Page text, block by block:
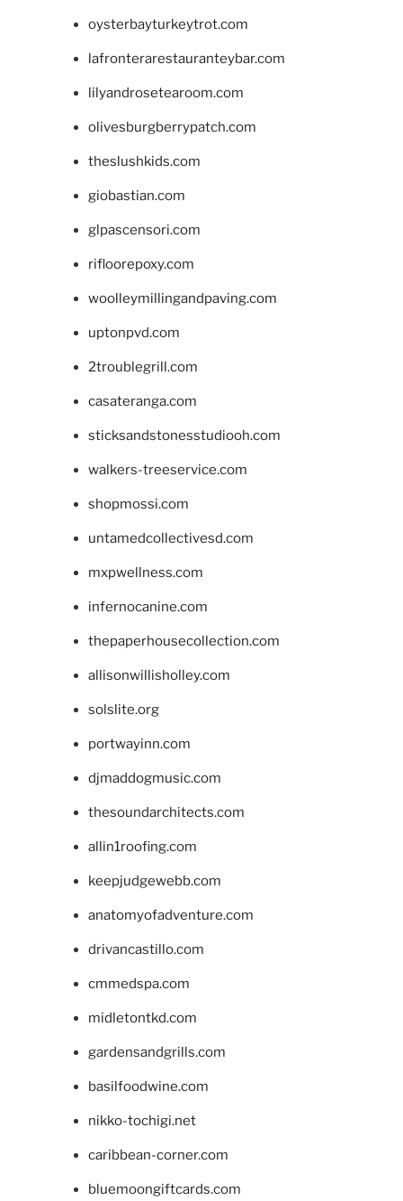
oysterbayturkeytrot.com
lafronterarestauranteybar.com
lilyandrosetearoom.com
olivesburgberrypatch.com
theslushkids.com
giobastian.com
glpascensori.com
rifloorepoxy.com
woolleymillingandpaving.com
uptonpvd.com
2troublegrill.com
casateranga.com
sticksandstonesstudiooh.com
walkers-treeservice.com
shopmossi.com
untamedcollectivesd.com
mxpwellness.com
infernocanine.com
thepaperhousecollection.com
allisonwillisholley.com
solslite.org
portwayinn.com
djmaddogmusic.com
thesoundarchitects.com
allin1roofing.com
keepjudgewebb.com
anatomyofadventure.com
drivancastillo.com
cmmedspa.com
midletontkd.com
gardensandgrills.com
basilfoodwine.com
nikko-tochigi.net
caribbean-corner.com
bluemoongiftcards.com